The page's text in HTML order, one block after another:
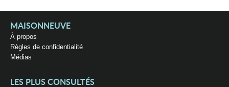
MAISONNEUVE
À propos
Règles de confidentialité
Médias
LES PLUS CONSULTÉS